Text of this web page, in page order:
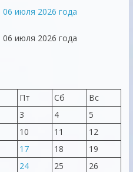
июля 2026 года
июля 2026 года
Пт Сб
Вс
3 4
5
10 11
12
17 18
19
24 25
26